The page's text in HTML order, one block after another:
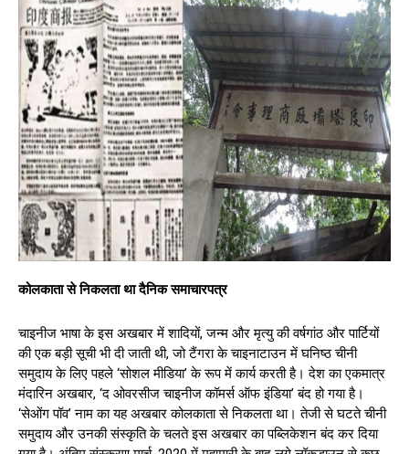
कोलकाता से निकलता था दैनिक समाचारपत्र
चाइनीज भाषा के इस अखबार में शादियों, जन्म और मृत्यु की वर्षगांठ और पार्टियों
की एक बड़ी सूची भी दी जाती थी, जो टैंगरा के चाइनाटाउन में घनिष्ठ चीनी
समुदाय के लिए पहले ‘सोशल मीडिया’ के रूप में कार्य करती है। देश का एकमात्र
मंदारिन अखबार, ‘द ओवरसीज चाइनीज कॉमर्स ऑफ इंडिया’ बंद हो गया है।
‘सेओंग पॉव’ नाम का यह अखबार कोलकाता से निकलता था। तेजी से घटते चीनी
समुदाय और उनकी संस्कृति के चलते इस अखबार का पब्लिकेशन बंद कर दिया